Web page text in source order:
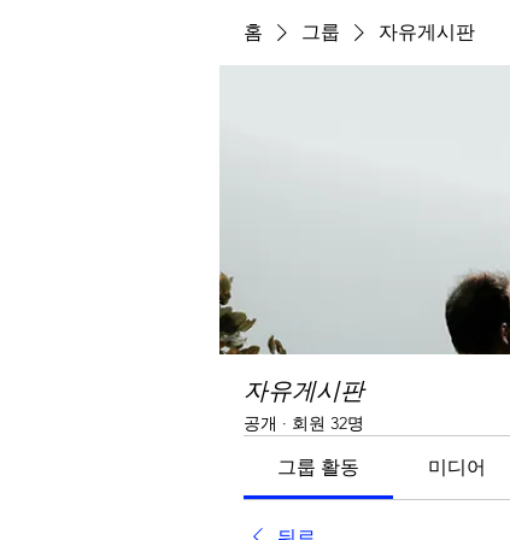
홈 그룹 자유게시판
자유게시판
공개 · 회원 32명
그룹 활동 미디어